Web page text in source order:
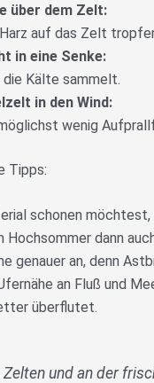
über dem Zelt:
auf das Zelt
in eine Senke:
Kälte sammelt.
in den Wind:
wenig
Tipps:
schonen
Hochsommer dann
genauer an, denn
an Fluß und
überflutet.
Zelten und an der